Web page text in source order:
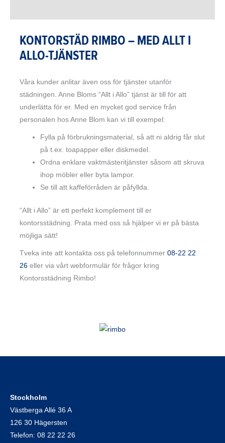
KONTORSTÄD RIMBO – MED ALLT I
ALLO-TJÄNSTER
Våra kunder anlitar även oss för tjänster utanför
städningen. Anne Bloms “Allt i Allo” tjänst är till för att
underlätta för er. Med en mycket god service från
personalen hos Anne Blom kan vi till exempel:
Fylla på förbrukningsmaterial, så att ni aldrig får slut
på t.ex. toapapper eller diskmedel.
Ordna enklare vaktmästeritjänster såsom att skruva
ihop möbler eller byta lampor.
Se till att kaffeförråden är påfyllda.
“Allt i Allo” är ett perfekt komplement till er
kontorsstädning. Prata med oss så hjälper vi er på bästa
möjliga sätt!
Tveka inte att kontakta oss på telefonnummer08-22 22
26 eller via vårt webformulär för frågor kring
Kontorsstädning Rimbo!
Stockholm
Västberga Allé 36 A
126 30 Hägersten
Telefon: 08 22 22 26